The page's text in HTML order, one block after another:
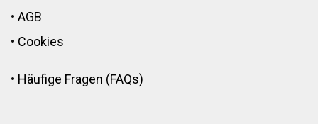
• AGB
• Cookies
• Häufige Fragen (FAQs)